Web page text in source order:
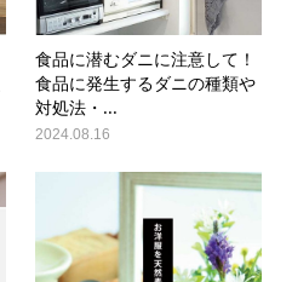
食品に潜むダニに注意して！
食品に発生するダニの種類や
対処法・...
2024.08.16